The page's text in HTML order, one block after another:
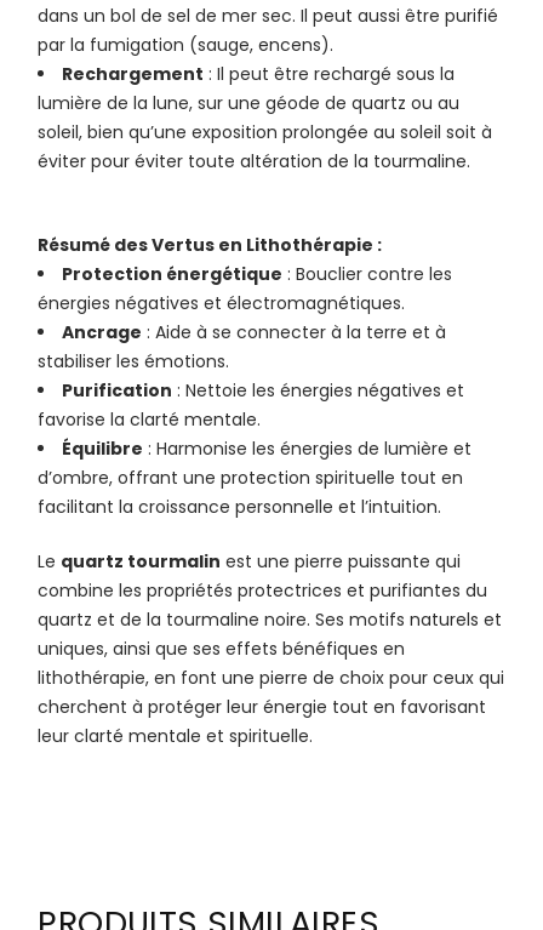
dans un bol de sel de mer sec. Il peut aussi être purifié
par la fumigation (sauge, encens).
Rechargement : Il peut être rechargé sous la
lumière de la lune, sur une géode de quartz ou au
soleil, bien qu’une exposition prolongée au soleil soit à
éviter pour éviter toute altération de la tourmaline.
Résumé des Vertus en Lithothérapie :
Protection énergétique : Bouclier contre les
énergies négatives et électromagnétiques.
Ancrage : Aide à se connecter à la terre et à
stabiliser les émotions.
Purification : Nettoie les énergies négatives et
favorise la clarté mentale.
Équilibre : Harmonise les énergies de lumière et
d’ombre, offrant une protection spirituelle tout en
facilitant la croissance personnelle et l’intuition.
Le quartz tourmalin est une pierre puissante qui
combine les propriétés protectrices et purifiantes du
quartz et de la tourmaline noire. Ses motifs naturels et
uniques, ainsi que ses effets bénéfiques en
lithothérapie, en font une pierre de choix pour ceux qui
cherchent à protéger leur énergie tout en favorisant
leur clarté mentale et spirituelle.